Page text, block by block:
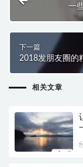
一
下一篇
2018发朋友圈的
的说说配图
相关文章